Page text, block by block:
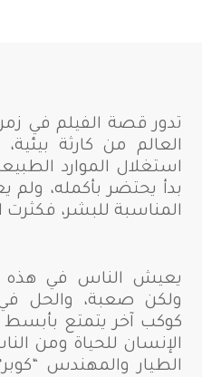
تدور قصة الفيلم في
العالم من كارثة
استغلال الموارد
بدأ يحتضر بأكمله، ولم
المناسبة للبشر، فكثرت
يعيش الناس في هذه
ولكن صعبة، والحل في
كوكب آخر يتمتع بأبسط
الإنسان للحياة ومن
الطيار والمهندس